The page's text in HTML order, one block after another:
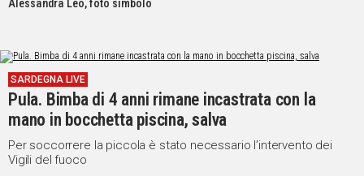
Alessandra Leo, foto simbolo
SARDEGNA LIVE
Pula. Bimba di 4 anni rimane incastrata con la
mano in bocchetta piscina, salva
Per soccorrere la piccola è stato necessario l’intervento dei
Vigili del fuoco